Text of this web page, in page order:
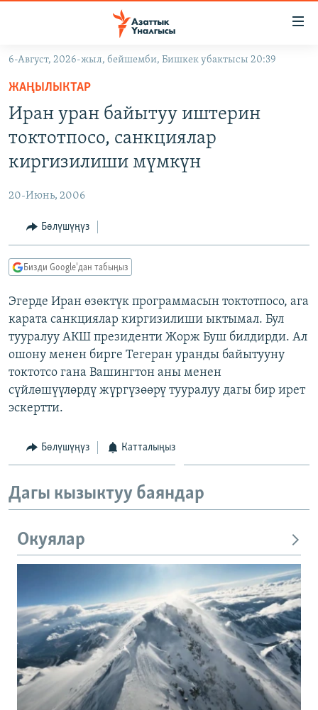
Навигацияга
өтүңүз
Издөөгө
салыңызКЫРГЫЗСТАН
МАДАНИЯТ
ДҮЙНӨ
ТВ ПРОГРАММАЛАР
БҮГҮН АЗАТТЫКТА
ДАНИСТЕ
ЭЖЕ-СИҢДИЛЕР
АЗАТТЫК+
ПОДКАСТ
ОНЛАЙН ШЕРИНЕ
6-Август, 2026-жыл, бейшемби, Бишкек убактысы 20:39
ЖАҢЫЛЫКТАР
Иран уран байытуу иштерин
токтотпосо, санкциялар
киргизилиши мүмкүн
20-Июнь, 2006
Бөлүшүңүз
Бизди Google'дан табыңыз
Эгерде Иран өзөктүк программасын токтотпосо, ага
карата санкциялар киргизилиши ыктымал. Бул
тууралуу АКШ президенти Жорж Буш билдирди. Ал
ошону менен бирге Тегеран уранды байытууну
токтотсо гана Вашингтон аны менен
сүйлөшүүлөрдү жүргүзөөрү тууралуу дагы бир ирет
эскертти.
Бөлүшүңүз Катталыңыз
Дагы кызыктуу баяндар
Окуялар